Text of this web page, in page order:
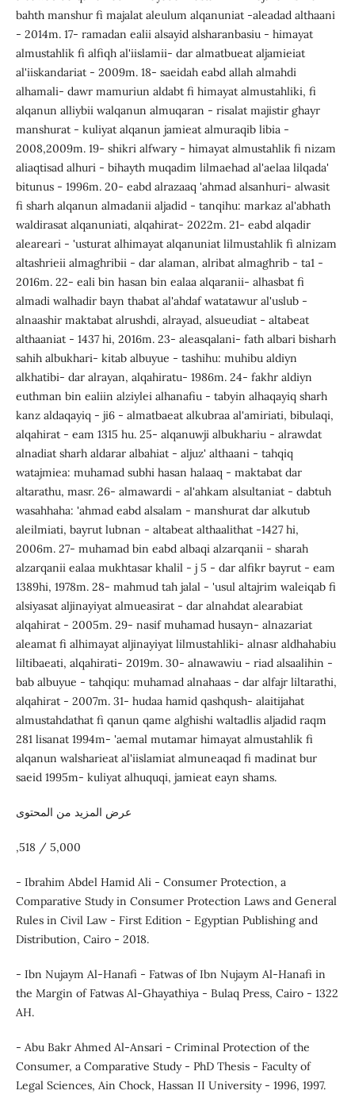
bahth manshur fi majalat aleulum alqanuniat -aleadad althaani
- 2014m. 17- ramadan ealii alsayid alsharanbasiu - himayat
almustahlik fi alfiqh al'iislamii- dar almatbueat aljamieiat
al'iiskandariat - 2009m. 18- saeidah eabd allah almahdi
alhamali- dawr mamuriun aldabt fi himayat almustahliki, fi
alqanun alliybii walqanun almuqaran - risalat majistir ghayr
manshurat - kuliyat alqanun jamieat almuraqib libia -
2008,2009m. 19- shikri alfwary - himayat almustahlik fi nizam
aliaqtisad alhuri - bihayth muqadim lilmaehad al'aelaa lilqada'
bitunus - 1996m. 20- eabd alrazaaq 'ahmad alsanhuri- alwasit
fi sharh alqanun almadanii aljadid - tanqihu: markaz al'abhath
waldirasat alqanuniati, alqahirat- 2022m. 21- eabd alqadir
aleareari - 'usturat alhimayat alqanuniat lilmustahlik fi alnizam
altashrieii almaghribii - dar alaman, alribat almaghrib - ta1 -
2016m. 22- eali bin hasan bin ealaa alqaranii- alhasbat fi
almadi walhadir bayn thabat al'ahdaf watatawur al'uslub -
alnaashir maktabat alrushdi, alrayad, alsueudiat - altabeat
althaaniat - 1437 hi, 2016m. 23- aleasqalani- fath albari bisharh
sahih albukhari- kitab albuyue - tashihu: muhibu aldiyn
alkhatibi- dar alrayan, alqahiratu- 1986m. 24- fakhr aldiyn
euthman bin ealiin alziylei alhanafiu - tabyin alhaqayiq sharh
kanz aldaqayiq - ji6 - almatbaeat alkubraa al'amiriati, bibulaqi,
alqahirat - eam 1315 hu. 25- alqanuwji albukhariu - alrawdat
alnadiat sharh aldarar albahiat - aljuz' althaani - tahqiq
watajmiea: muhamad subhi hasan halaaq - maktabat dar
altarathu, masr. 26- almawardi - al'ahkam alsultaniat - dabtuh
wasahhaha: 'ahmad eabd alsalam - manshurat dar alkutub
aleilmiati, bayrut lubnan - altabeat althaalithat -1427 hi,
2006m. 27- muhamad bin eabd albaqi alzarqanii - sharah
alzarqanii ealaa mukhtasar khalil - j 5 - dar alfikr bayrut - eam
1389hi, 1978m. 28- mahmud tah jalal - 'usul altajrim waleiqab fi
alsiyasat aljinayiyat almueasirat - dar alnahdat alearabiat
alqahirat - 2005m. 29- nasif muhamad husayn- alnazariat
aleamat fi alhimayat aljinayiyat lilmustahliki- alnasr aldhahabiu
liltibaeati, alqahirati- 2019m. 30- alnawawiu - riad alsaalihin -
bab albuyue - tahqiqu: muhamad alnahaas - dar alfajr liltarathi,
alqahirat - 2007m. 31- hudaa hamid qashqush- alaitijahat
almustahdathat fi qanun qame alghishi waltadlis aljadid raqm
281 lisanat 1994m- 'aemal mutamar himayat almustahlik fi
alqanun walsharieat al'iislamiat almuneaqad fi madinat bur
saeid 1995m- kuliyat alhuquqi, jamieat eayn shams.
عرض المزيد من المحتوى
,518 / 5,000
- Ibrahim Abdel Hamid Ali - Consumer Protection, a
Comparative Study in Consumer Protection Laws and General
Rules in Civil Law - First Edition - Egyptian Publishing and
Distribution, Cairo - 2018.
- Ibn Nujaym Al-Hanafi - Fatwas of Ibn Nujaym Al-Hanafi in
the Margin of Fatwas Al-Ghayathiya - Bulaq Press, Cairo - 1322
AH.
- Abu Bakr Ahmed Al-Ansari - Criminal Protection of the
Consumer, a Comparative Study - PhD Thesis - Faculty of
Legal Sciences, Ain Chock, Hassan II University - 1996, 1997.